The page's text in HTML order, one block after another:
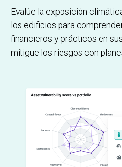
Evalúe la exposición
los edificios para
financieros y prácticos en
mitigue los riesgos con